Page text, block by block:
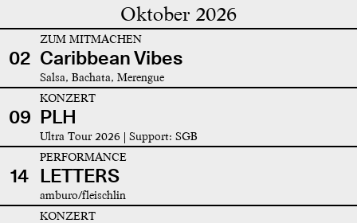
Oktober 2026
02
ZUM MITMACHEN
Caribbean Vibes
Salsa, Bachata, Merengue
09
KONZERT
PLH
Ultra Tour 2026 | Support: SGB
14
PERFORMANCE
LETTERS
amburo/fleischlin
KONZERT